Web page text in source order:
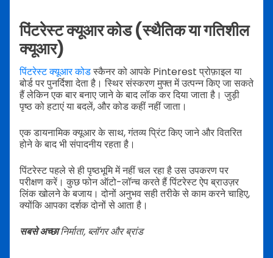
पिंटरेस्ट क्यूआर कोड (स्थैतिक या गतिशील
क्यूआर)
पिंटरेस्ट क्यूआर कोडस्कैनर को आपके Pinterest प्रोफ़ाइल या
बोर्ड पर पुनर्दिशा देता है। स्थिर संस्करण मुफ्त में उत्पन्न किए जा सकते
हैं लेकिन एक बार बनाए जाने के बाद लॉक कर दिया जाता है। जुड़ी
पृष्ठ को हटाएं या बदलें, और कोड कहीं नहीं जाता।
एक डायनामिक क्यूआर के साथ, गंतव्य प्रिंट किए जाने और वितरित
होने के बाद भी संपादनीय रहता है।
पिंटरेस्ट पहले से ही पृष्ठभूमि में नहीं चल रहा है उस उपकरण पर
परीक्षण करें। कुछ फोन ऑटो-लॉन्च करते हैं पिंटरेस्ट ऐप ब्राउज़र
लिंक खोलने के बजाय। दोनों अनुभव सही तरीके से काम करने चाहिए,
क्योंकि आपका दर्शक दोनों से आता है।
सबसे अच्छानिर्माता, ब्लॉगर और ब्रांड